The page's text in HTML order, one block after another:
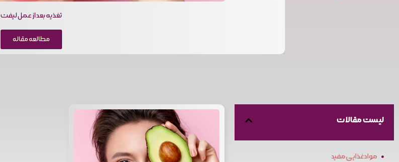
تغذیه بعد از عمل لیفت
مطالعه مقاله
لیست مقالات
مواد غذایی مفید